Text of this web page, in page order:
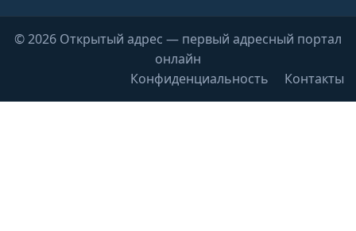
© 2026 Открытый адрес — первый адресный портал
онлайн
Конфиденциальность
Контакты